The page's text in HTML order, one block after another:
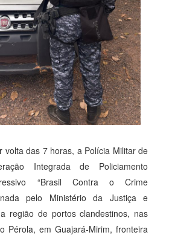
volta das 7 horas, a Polícia Militar de
Integrada de Policiamento
“Brasil Contra o Crime
pelo Ministério da Justiça e
região de portos clandestinos, nas
Pérola, em Guajará-Mirim, fronteira